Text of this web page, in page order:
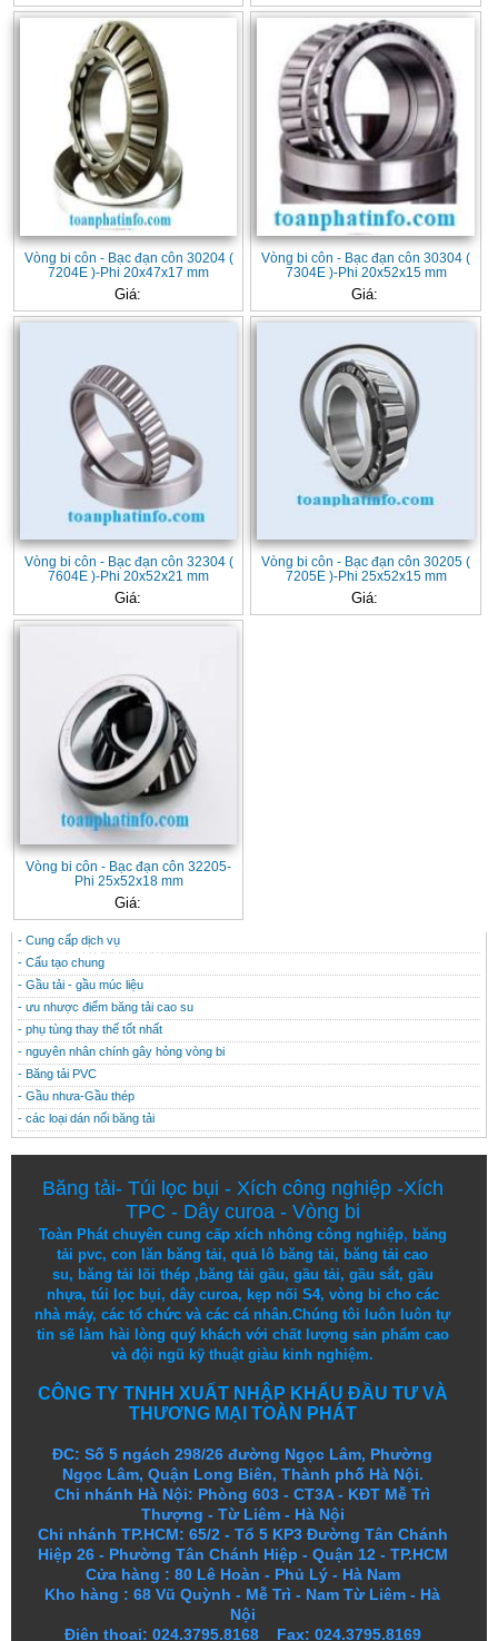
Vòng bi côn - Bạc đạn côn 30204 (
7204E )-Phi 20x47x17 mm
Giá:
Vòng bi côn - Bạc đạn côn 30304 (
7304E )-Phi 20x52x15 mm
Giá:
Vòng bi côn - Bạc đạn côn 32304 (
7604E )-Phi 20x52x21 mm
Giá:
Vòng bi côn - Bạc đạn côn 30205 (
7205E )-Phi 25x52x15 mm
Giá:
Vòng bi côn - Bạc đạn côn 32205-
Phi 25x52x18 mm
Giá:
CONTACT
THÔNG TIN HỮU ÍCH
- Cung cấp dịch vụ
- Cấu tạo chung
- Gầu tải - gầu múc liệu
- ưu nhược điểm băng tải cao su
- phụ tùng thay thế tốt nhất
- nguyên nhân chính gây hỏng vòng bi
- Băng tải PVC
- Gầu nhưa-Gầu thép
- các loại dán nối băng tải
Băng tải- Túi lọc bụi - Xích công nghiệp-Xích
TPC - Dây curoa - Vòng bi
Toàn Phát chuyên cung cấp xích nhông công nghiệp, băng
tải pvc,con lăn băng tải,quả lô băng tải, băng tải cao
su, băng tải lõi thép,băng tải gầu, gầu tải, gầu sắt, gầu
nhựa, túi lọc bụi, dây curoa, kẹp nối S4, vòng bi cho các
nhà máy, các tổ chức và các cá nhân.Chúng tôi luôn luôn tự
tin sẽ làm hài lòng quý khách với chất lượng sảnphẩm cao
và đội ngũ kỹ thuật giàu kinh nghiệm.
CÔNG TY TNHH XUẤT NHẬP KHẨU ĐẦU TƯ VÀ
THƯƠNG MẠI TOÀN PHÁT
ĐC: Số 5 ngách 298/26 đường Ngọc Lâm, Phường
Ngọc Lâm, Quận Long Biên, Thành phố Hà Nội.
Chi nhánh Hà Nội: Phòng 603 - CT3A - KĐT Mễ Trì
Thượng - Từ Liêm - Hà Nội
Chi nhánh TP.HCM: 65/2 - Tổ 5 KP3 Đường Tân Chánh
Hiệp 26 - Phường Tân Chánh Hiệp - Quận 12 - TP.HCM
Cửa hàng : 80 Lê Hoàn - Phủ Lý - Hà Nam
Kho hàng :68 Vũ Quỳnh - Mễ Trì - Nam Từ Liêm - Hà
Nội
Điện thoại: 024.3795.8168 Fax: 024.3795.8169